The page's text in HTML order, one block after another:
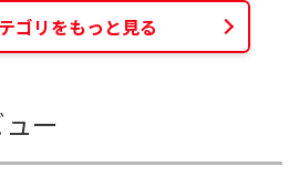
ゴリをもっと見る
ー